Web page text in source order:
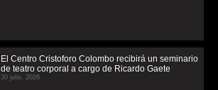
El Centro Cristoforo Colombo recibirá un seminario
de teatro corporal a cargo de Ricardo Gaete
30 julio, 2026